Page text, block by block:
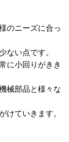
のニーズに合っ
ない点です。
に小回りがきき
械部品と様々な
けていきます。